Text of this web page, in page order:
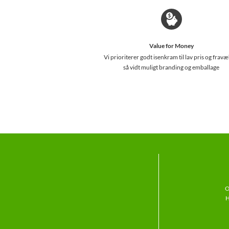
Value for Money
Vi prioriterer godt isenkram til lav pris og
så vidt muligt branding og emballage